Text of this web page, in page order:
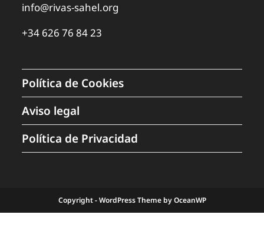
info@rivas-sahel.org
+34 626 76 84 23
Política de Cookies
Aviso legal
Política de Privacidad
Copyright - WordPress Theme by OceanWP